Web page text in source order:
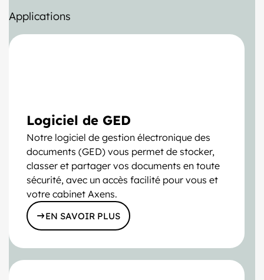
Applications
Logiciel de GED
Notre logiciel de gestion électronique des
documents (GED) vous permet de stocker,
classer et partager vos documents en toute
sécurité, avec un accès facilité pour vous et
votre cabinet Axens.
EN SAVOIR PLUS